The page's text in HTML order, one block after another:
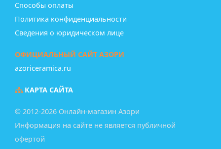
Способы оплаты
Политика конфиденциальности
Сведения о юридическом лице
ОФИЦИАЛЬНЫЙ САЙТ АЗОРИ
azoriceramica.ru
КАРТА САЙТА
© 2012-2026 Онлайн-магазин Азори
Информация на сайте не является публичной
офертой